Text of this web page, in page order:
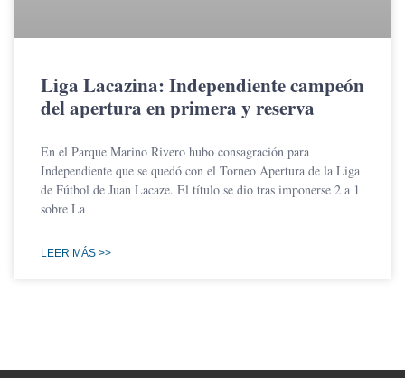
Liga Lacazina: Independiente campeón
del apertura en primera y reserva
En el Parque Marino Rivero hubo consagración para
Independiente que se quedó con el Torneo Apertura de la Liga
de Fútbol de Juan Lacaze. El título se dio tras imponerse 2 a 1
sobre La
LEER MÁS >>